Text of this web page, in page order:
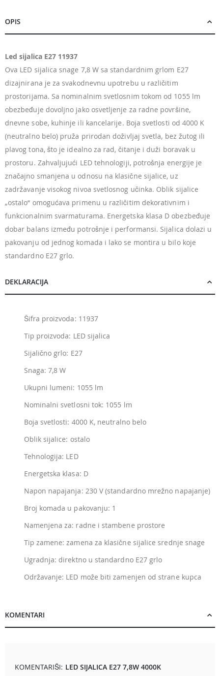
OPIS
Led sijalica E27 11937
Ova LED sijalica snage 7,8 W sa standardnim grlom E27
dizajnirana je za svakodnevnu upotrebu u različitim
prostorijama. Sa nominalnim svetlosnim tokom od 1055 lm
obezbeđuje dovoljno jako osvetljenje za radne površine,
dnevne sobe, kuhinje ili kancelarije. Boja svetlosti od 4000 K
(neutralno belo) pruža prirodan doživljaj svetla, bez žutog ili
plavog tona, što je idealno za rad, čitanje i duži boravak u
prostoru. Zahvaljujući LED tehnologiji, potrošnja energije je
značajno smanjena u odnosu na klasične sijalice, uz
zadržavanje visokog nivoa svetlosnog učinka. Oblik sijalice
„ostalo“ omogućava primenu u različitim dekorativnim i
funkcionalnim svarmaturama. Energetska klasa D obezbeđuje
dobar balans između potrošnje i performansi. Sijalica dolazi u
pakovanju od jednog komada i lako se montira u bilo koje
standardno E27 grlo.
DEKLARACIJA
Šifra proizvoda: 11937
Tip proizvoda: LED sijalica
Sijalično grlo: E27
Snaga: 7,8 W
Ukupni lumeni: 1055 lm
Nominalni svetlosni tok: 1055 lm
Boja svetlosti: 4000 K, neutralno belo
Oblik sijalice: ostalo
Tehnologija: LED
Energetska klasa: D
Napon napajanja: 230 V (standardno mrežno napajanje)
Broj komada u pakovanju: 1
Namenjena za: radne i stambene prostore
Tip zamene: zamena za klasične sijalice srednje snage
Ugradnja: direktno u standardno E27 grlo
Održavanje: LED može biti zamenjen od strane kupca
KOMENTARI
KOMENTARIŠI: LED SIJALICA E27 7,8W 4000K